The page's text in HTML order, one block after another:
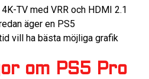
TV med VRR och HDMI 2.1
äger en PS5
vill ha bästa möjliga grafik
om PS5 Pro